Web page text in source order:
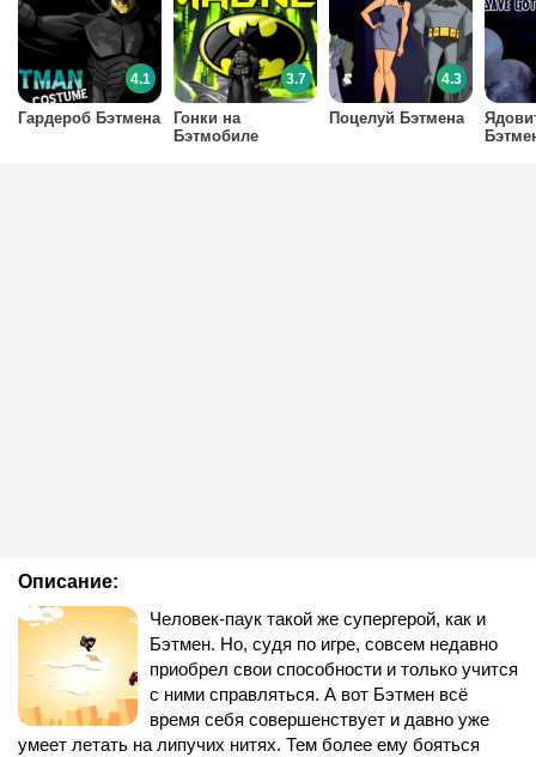
Описание:
Человек-паук такой же супергерой, как и
Бэтмен. Но, судя по игре, совсем недавно
приобрел свои способности и только учится
с ними справляться. А вот Бэтмен всё
время себя совершенствует и давно уже
умеет летать на липучих нитях. Тем более ему бояться
Гардероб Бэтмена
4.1
Гонки на
Бэтмобиле
3.7
Поцелуй Бэтмена
4.3